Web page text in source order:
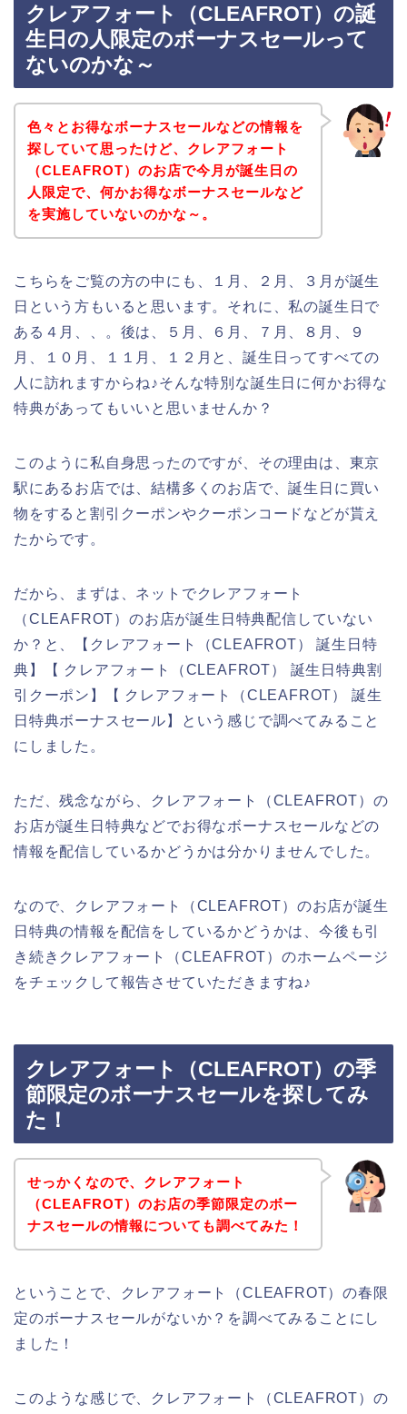
クレアフォート（CLEAFROT）の誕
生日の人限定のボーナスセールって
ないのかな～
色々とお得なボーナスセールなどの情報を
探していて思ったけど、クレアフォート
（CLEAFROT）のお店で今月が誕生日の
人限定で、何かお得なボーナスセールなど
を実施していないのかな～。
こちらをご覧の方の中にも、１月、２月、３月が誕生
日という方もいると思います。それに、私の誕生日で
ある４月、、。後は、５月、６月、７月、８月、９
月、１０月、１１月、１２月と、誕生日ってすべての
人に訪れますからね♪そんな特別な誕生日に何かお得な
特典があってもいいと思いませんか？
このように私自身思ったのですが、その理由は、東京
駅にあるお店では、結構多くのお店で、誕生日に買い
物をすると割引クーポンやクーポンコードなどが貰え
たからです。
だから、まずは、ネットでクレアフォート
（CLEAFROT）のお店が誕生日特典配信していない
か？と、【クレアフォート（CLEAFROT） 誕生日特
典】【 クレアフォート（CLEAFROT） 誕生日特典割
引クーポン】【 クレアフォート（CLEAFROT） 誕生
日特典ボーナスセール】という感じで調べてみること
にしました。
ただ、残念ながら、クレアフォート（CLEAFROT）の
お店が誕生日特典などでお得なボーナスセールなどの
情報を配信しているかどうかは分かりませんでした。
なので、クレアフォート（CLEAFROT）のお店が誕生
日特典の情報を配信をしているかどうかは、今後も引
き続きクレアフォート（CLEAFROT）のホームページ
をチェックして報告させていただきますね♪
クレアフォート（CLEAFROT）の季
節限定のボーナスセールを探してみ
た！
せっかくなので、クレアフォート
（CLEAFROT）のお店の季節限定のボー
ナスセールの情報についても調べてみた！
ということで、クレアフォート（CLEAFROT）の春限
定のボーナスセールがないか？を調べてみることにし
ました！
このような感じで、クレアフォート（CLEAFROT）の